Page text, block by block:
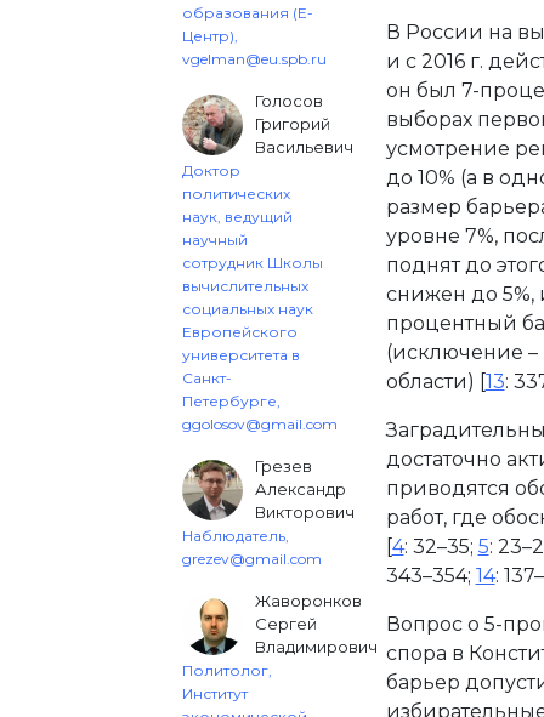
образования (Е-
Центр),
vgelman@eu.spb.ru
Голосов
Григорий
Васильевич
Доктор
политических
наук, ведущий
научный
сотрудник Школы
вычислительных
социальных наук
Европейского
университета в
Санкт-
Петербурге,
ggolosov@gmail.com
Грезев
Александр
Викторович
Наблюдатель,
grezev@gmail.com
Жаворонков
Сергей
Владимирович
Политолог,
Институт
В России на
и с 2016 г.
он был 7-
выборах
усмотрение
до 10% (а в
размер
уровне 7%,
поднят до
снижен до 5%,
процентный
(исключение
области) [13:
достаточно
приводятся
работ, где
[4: 32–35; 5:
343–354; 14:
Вопрос о 5-
спора в
барьер